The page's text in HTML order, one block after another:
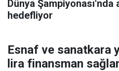
Dünya Şampiyonası'nda
hedefliyor
Esnaf ve sanatkara
lira finansman